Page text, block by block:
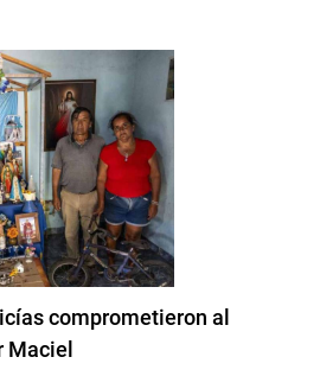
comprometieron al